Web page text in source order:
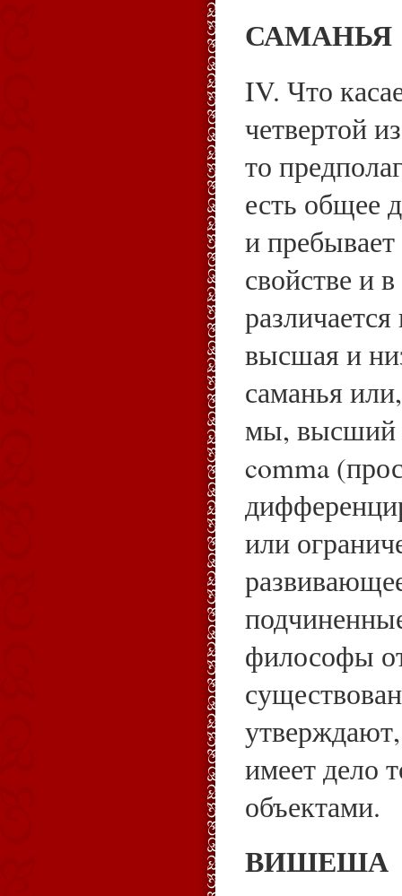
САМАНЬЯ
IV. Что
четвертой
то
есть общее
и
свойстве и
высшая и
саманья
мы, высший
comma
или
философы
имеет дело
объектами.
ВИШЕША